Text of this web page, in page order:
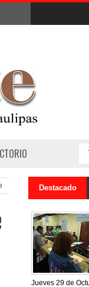
Destacado
Jueves 29 de